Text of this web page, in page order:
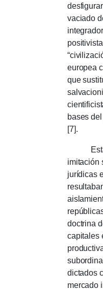
vaciado
europea
que
bases
[7].
Esta
imitación
jurídicas
doctrina
capitales
dictados
mercado